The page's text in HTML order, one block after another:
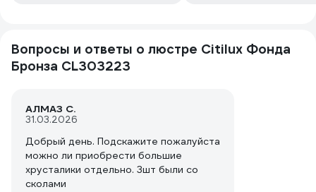
Вопросы и ответы о люстре Citilux Фонда
Бронза CL303223
АЛМАЗ С.
31.03.2026
Добрый день. Подскажите пожалуйста
можно ли приобрести большие
хрусталики отдельно. 3шт были со
сколами